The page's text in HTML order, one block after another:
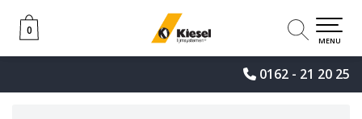
0162 - 21 20 25
0
0
MENU